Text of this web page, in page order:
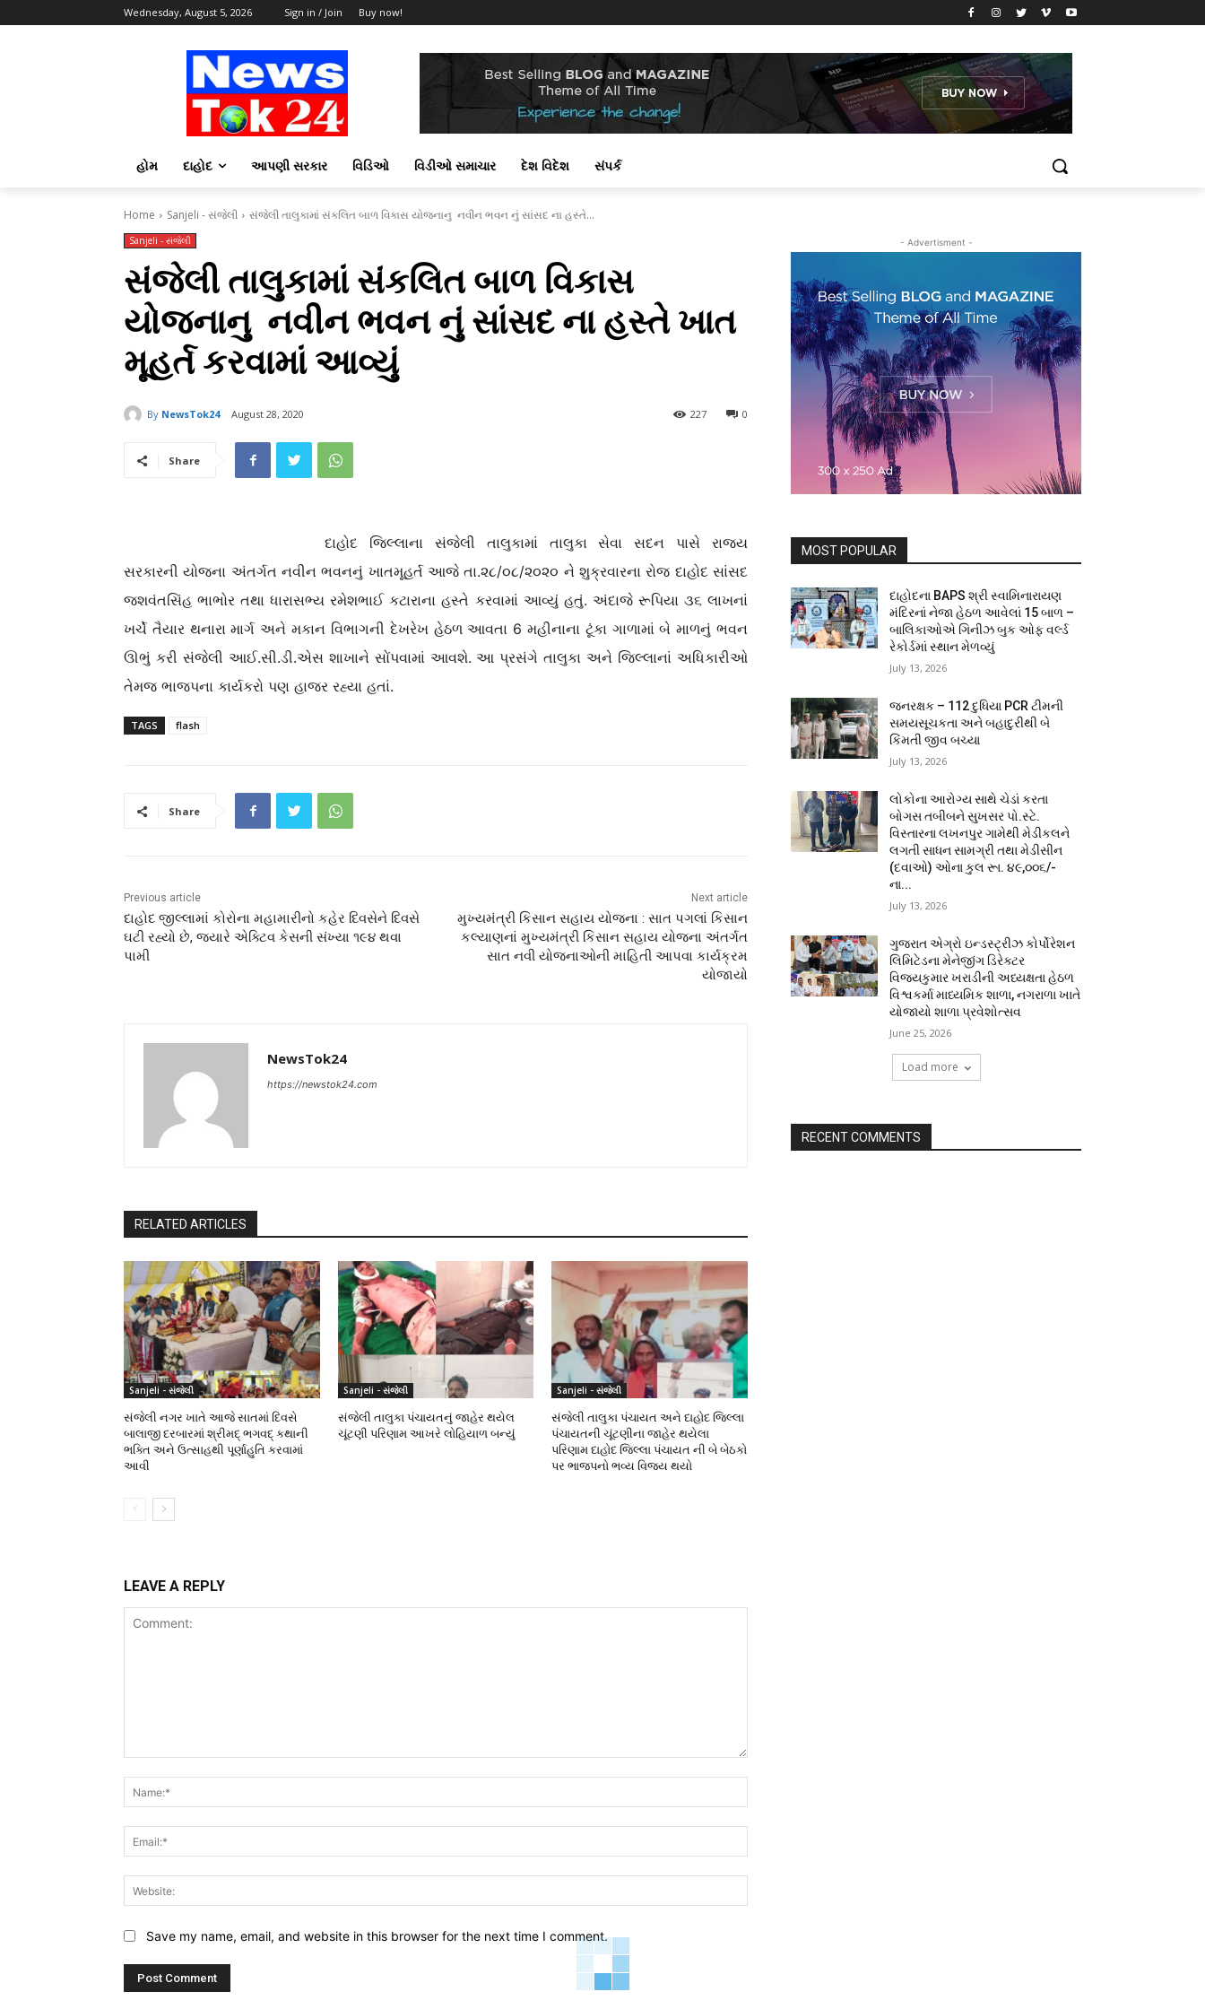
Wednesday, August 5, 2026 Sign in / Join Buy now!
હોમ દાહોદ આપણી સરકાર વિડિઓ વિડીઓ સમાચાર દેશ વિદેશ સંપર્ક
Home Sanjeli - સંજેલી સંજેલી તાલુકામાં સંકલિત બાળ વિકાસ યોજનાનુ નવીન ભવન નું સાંસદ ના હસ્તે...
Sanjeli - સંજેલી
સંજેલી તાલુકામાં સંકલિત બાળ વિકાસ
યોજનાનુ નવીન ભવન નું સાંસદ ના હસ્તે ખાત
મૂહર્ત કરવામાં આવ્યું
By NewsTok24 August 28, 2020 0
227
Share
દાહોદ જિલ્લાના સંજેલી તાલુકામાં તાલુકા સેવા સદન પાસે રાજ્ય
સરકારની યોજના અંતર્ગત નવીન ભવનનું ખાતમૂહર્ત આજે તા.૨૮/૦૮/૨૦૨૦ ને શુક્રવારના રોજ દાહોદ સાંસદ
જશવંતસિંહ ભાભોર તથા ધારાસભ્ય રમેશભાઈ કટારાના હસ્તે કરવામાં આવ્યું હતું. અંદાજે રૂપિયા ૩૬ લાખનાં
ખર્ચે તૈયાર થનારા માર્ગ અને મકાન વિભાગની દેખરેખ હેઠળ આવતા 6 મહીનાના ટૂંકા ગાળામાં બે માળનું ભવન
ઊભું કરી સંજેલી આઈ.સી.ડી.એસ શાખાને સોંપવામાં આવશે. આ પ્રસંગે તાલુકા અને જિલ્લાનાં અધિકારીઓ
તેમજ ભાજપના કાર્યકરો પણ હાજર રહ્યા હતાં.
TAGS flash
Share
Previous article
દાહોદ જીલ્લામાં કોરોના મહામારીનો કહેર દિવસેને દિવસે
ઘટી રહ્યો છે, જ્યારે એક્ટિવ કેસની સંખ્યા ૧૯૪ થવા
પામી
Next article
મુખ્યમંત્રી કિસાન સહાય યોજના : સાત પગલાં કિસાન
કલ્યાણનાં મુખ્યમંત્રી કિસાન સહાય યોજના અંતર્ગત
સાત નવી યોજનાઓની માહિતી આપવા કાર્યક્રમ
યોજાયો
NewsTok24
https://newstok24.com
RELATED ARTICLES
Sanjeli - સંજેલી
સંજેલી નગર ખાતે આજે સાતમાં દિવસે
બાલાજી દરબારમાં શ્રીમદ્ ભગવદ્ કથાની
ભક્તિ અને ઉત્સાહથી પૂર્ણાહુતિ કરવામાં
આવી
Sanjeli - સંજેલી
સંજેલી તાલુકા પંચાયતનું જાહેર થયેલ
ચૂંટણી પરિણામ આખરે લોહિયાળ બન્યું
Sanjeli - સંજેલી
સંજેલી તાલુકા પંચાયત અને દાહોદ જિલ્લા
પંચાયતની ચૂંટણીના જાહેર થયેલા
પરિણામ દાહોદ જિલ્લા પંચાયત ની બે બેઠકો
પર ભાજપનો ભવ્ય વિજય થયો
LEAVE A REPLY
Save my name, email, and website in this browser for the next time I comment.
- Advertisment -
MOST POPULAR
દાહોદના BAPS શ્રી સ્વામિનારાયણ
મંદિરનાં નેજા હેઠળ આવેલાં 15 બાળ –
બાલિકાઓએ ગિનીઝ બુક ઓફ વર્લ્ડ
રેકોર્ડમાં સ્થાન મેળવ્યું
July 13, 2026
જનરક્ષક – 112 દુધિયા PCR ટીમની
સમયસૂચકતા અને બહાદુરીથી બે
કિંમતી જીવ બચ્યા
July 13, 2026
લોકોના આરોગ્ય સાથે ચેડાં કરતા
બોગસ તબીબને સુખસર પો.સ્ટે.
વિસ્તારના લખનપુર ગામેથી મેડીકલને
લગતી સાધન સામગ્રી તથા મેડીસીન
(દવાઓ) ઓના કુલ રૂા. ૪૯,૦૦૬/-
ના...
July 13, 2026
ગુજરાત એગ્રો ઇન્ડસ્ટ્રીઝ કોર્પોરેશન
લિમિટેડના મેનેજીંગ ડિરેક્ટર
વિજયકુમાર ખરાડીની અધ્યક્ષતા હેઠળ
વિશ્વકર્મા માધ્યમિક શાળા, નગરાળા ખાતે
યોજાયો શાળા પ્રવેશોત્સવ
June 25, 2026
Load more
RECENT COMMENTS